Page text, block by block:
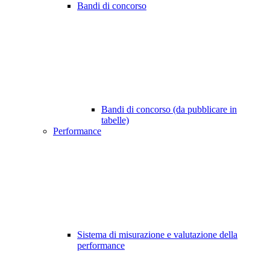
Bandi di concorso
Bandi di concorso (da pubblicare in
tabelle)
Performance
Sistema di misurazione e valutazione della
performance